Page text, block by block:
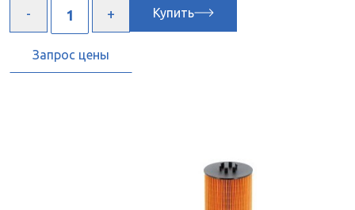
Купить
Запрос цены